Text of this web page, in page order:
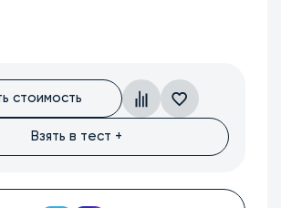
стоимость
Взять в тест +